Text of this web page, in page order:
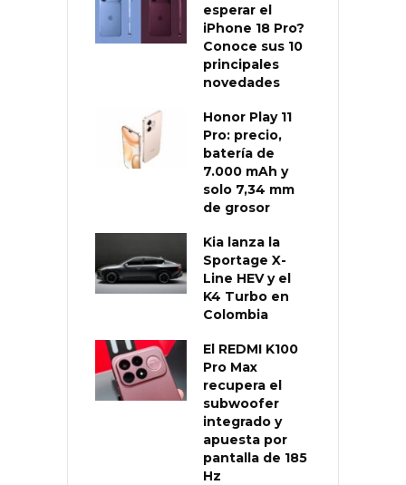
esperar el
iPhone 18 Pro?
Conoce sus 10
principales
novedades
Honor Play 11
Pro: precio,
batería de
7.000 mAh y
solo 7,34 mm
de grosor
Kia lanza la
Sportage X-
Line HEV y el
K4 Turbo en
Colombia
El REDMI K100
Pro Max
recupera el
subwoofer
integrado y
apuesta por
pantalla de 185
Hz